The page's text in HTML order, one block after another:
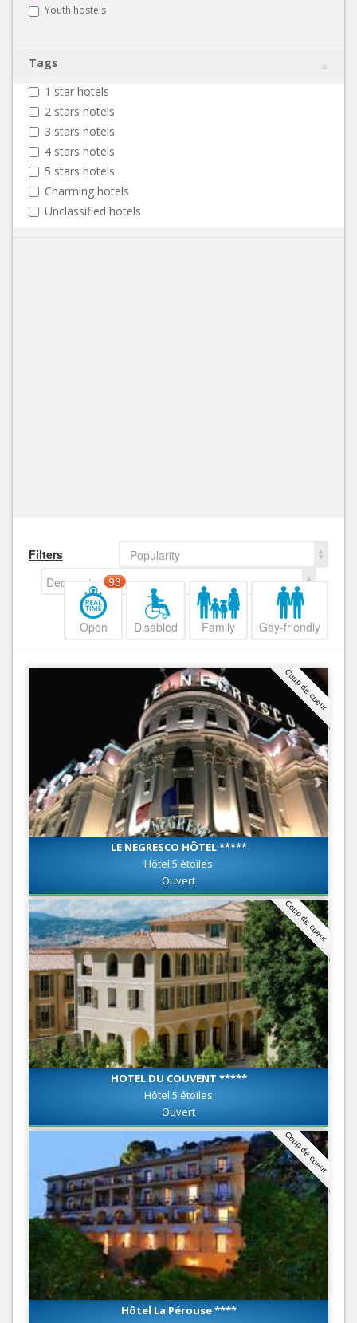
Youth hostels
Tags
1 star hotels
2 stars hotels
3 stars hotels
4 stars hotels
5 stars hotels
Charming hotels
Unclassified hotels
Filters
Popularity
Decreasing
Open
93
Disabled Family Gay-friendly
Coup de coeur
LE NEGRESCO HÔTEL *****
Hôtel 5 étoiles
Ouvert
Coup de coeur
HOTEL DU COUVENT *****
Hôtel 5 étoiles
Ouvert
Coup de coeur
Hôtel La Pérouse ****